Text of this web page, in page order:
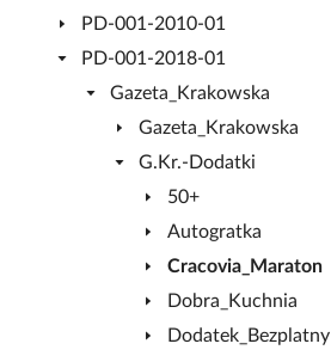
PD-001-2010-01
PD-001-2018-01
Gazeta_Krakowska
Gazeta_Krakowska
G.Kr.-Dodatki
50+
Autogratka
Cracovia_Maraton
Dobra_Kuchnia
Dodatek_Bezplatny